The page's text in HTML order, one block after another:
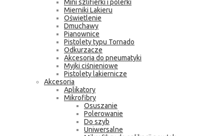
Mini szlifierki i polerki
Mierniki Lakieru
Oświetlenie
Dmuchawy
Pianownice
Pistolety typu Tornado
Odkurzacze
Akcesoria do pneumatyki
Myjki ciśnieniowe
Pistolety lakiernicze
Akcesoria
Aplikatory
Mikrofibry
Osuszanie
Polerowanie
Do szyb
Uniwersalne